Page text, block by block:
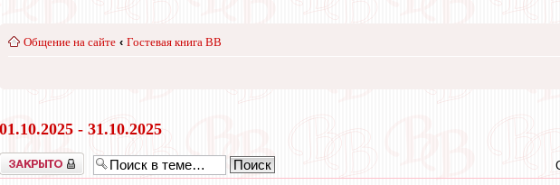
Общение на сайте ‹ Гостевая книга ВВ
01.10.2025 - 31.10.2025
Закрыто